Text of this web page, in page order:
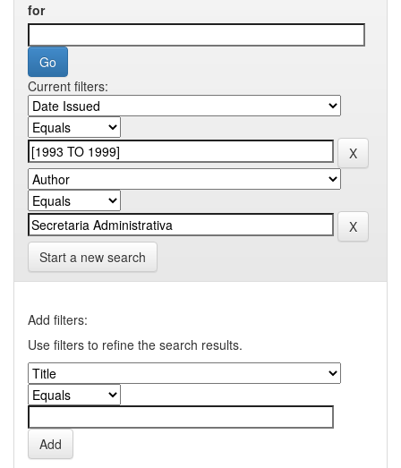
for
Current filters:
Start a new search
Add filters:
Use filters to refine the search results.